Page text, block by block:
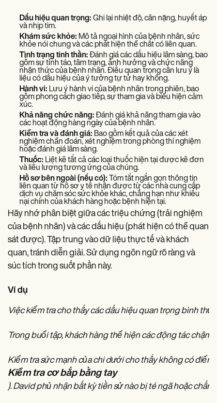
Dấu hiệu quan trọng: Ghi lại nhiệt độ, cân nặng, huyết áp
và nhịp tim.
Khám sức khỏe: Mô tả ngoại hình của bệnh nhân, sức
khỏe nói chung và các phát hiện thể chất có liên quan.
Tình trạng tinh thần: Đánh giá các dấu hiệu lâm sàng, bao
gồm sự tỉnh táo, tâm trạng, ảnh hưởng và chức năng
nhận thức của bệnh nhân. Điều quan trọng cần lưu ý là
liệu có dấu hiệu của ý tưởng tự tử hay không.
Hành vi: Lưu ý hành vi của bệnh nhân trong phiên, bao
gồm phong cách giao tiếp, sự tham gia và biểu hiện cảm
xúc.
Khả năng chức năng: Đánh giá khả năng tham gia vào
các hoạt động hàng ngày của bệnh nhân.
Kiểm tra và đánh giá: Bao gồm kết quả của các xét
nghiệm chẩn đoán, xét nghiệm trong phòng thí nghiệm
hoặc đánh giá lâm sàng.
Thuốc: Liệt kê tất cả các loại thuốc hiện tại được kê đơn
và liều lượng tương ứng của chúng.
Hồ sơ bên ngoài (nếu có): Tóm tắt ngắn gọn thông tin
liên quan từ hồ sơ y tế nhận được từ các nhà cung cấp
dịch vụ chăm sóc sức khỏe khác, chẳng hạn như khiếu
nại chính của khách hàng hoặc bệnh hiện tại.
Hãy nhớ phân biệt giữa các triệu chứng (trải nghiệm
của bệnh nhân) và các dấu hiệu (phát hiện có thể quan
sát được). Tập trung vào dữ liệu thực tế và khách
quan, tránh diễn giải. Sử dụng ngôn ngữ rõ ràng và
súc tích trong suốt phần này.
Ví dụ
Việc kiểm tra cho thấy các dấu hiệu quan trọng bình
Trong buổi tập, khách hàng thể hiện các động tác
Kiểm tra sức mạnh của chi dưới cho thấy không có
Kiểm tra cơ bắp bằng tay
). David phủ nhận bất kỳ tiền sử nào bị té ngã hoặc